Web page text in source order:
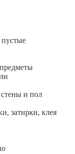
и пол
затирки, клея